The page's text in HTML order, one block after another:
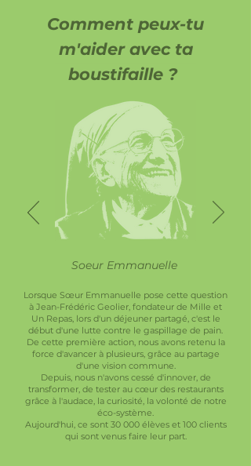
Comment peux-tu
m'aider avec ta
boustifaille ?
Soeur Emmanuelle
Lorsque Sœur Emmanuelle pose cette question
à Jean-Frédéric Geolier, fondateur de Mille et
Un Repas, lors d'un déjeuner partagé, c'est le
début d'une lutte contre le gaspillage de pain.
De cette première action, nous avons retenu la
force d'avancer à plusieurs, grâce au partage
d'une vision commune.
Depuis, nous n'avons cessé d'innover, de
transformer, de tester au cœur des restaurants
grâce à l'audace, la curiosité, la volonté de notre
éco-système.
Aujourd'hui, ce sont 30 000 élèves et 100 clients
qui sont venus faire leur part.